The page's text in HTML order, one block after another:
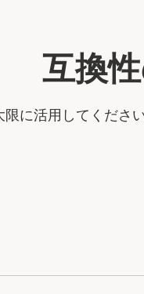
互換
に活用してくださ